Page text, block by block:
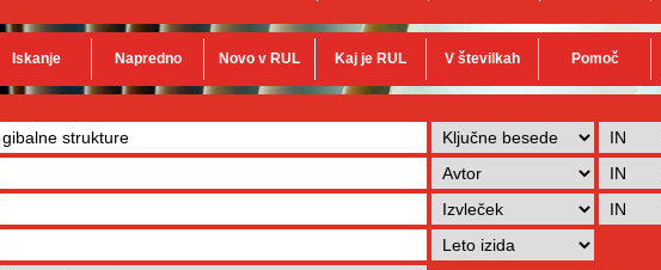
Iskanje Napredno Novo v RUL Kaj je RUL V številkah Pomoč